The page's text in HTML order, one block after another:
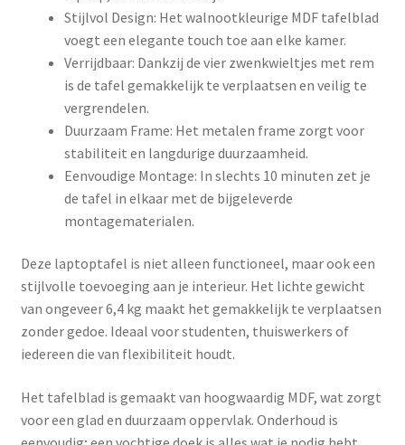
Stijlvol Design: Het walnootkleurige MDF tafelblad
voegt een elegante touch toe aan elke kamer.
Verrijdbaar: Dankzij de vier zwenkwieltjes met rem
is de tafel gemakkelijk te verplaatsen en veilig te
vergrendelen.
Duurzaam Frame: Het metalen frame zorgt voor
stabiliteit en langdurige duurzaamheid.
Eenvoudige Montage: In slechts 10 minuten zet je
de tafel in elkaar met de bijgeleverde
montagematerialen.
Deze laptoptafel is niet alleen functioneel, maar ook een
stijlvolle toevoeging aan je interieur. Het lichte gewicht
van ongeveer 6,4 kg maakt het gemakkelijk te verplaatsen
zonder gedoe. Ideaal voor studenten, thuiswerkers of
iedereen die van flexibiliteit houdt.
Het tafelblad is gemaakt van hoogwaardig MDF, wat zorgt
voor een glad en duurzaam oppervlak. Onderhoud is